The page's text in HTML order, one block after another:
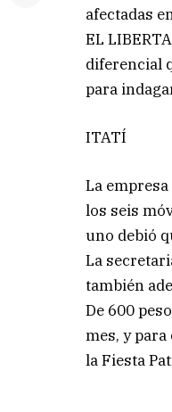
afectadas
EL
diferencial
para
ITATÍ
La
los seis
uno debió
La
también
De 600
mes, y
la Fiesta